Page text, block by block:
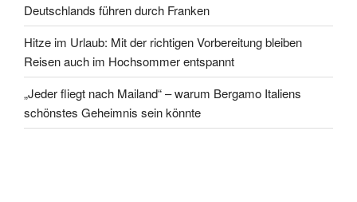
Deutschlands führen durch Franken
Hitze im Urlaub: Mit der richtigen Vorbereitung bleiben
Reisen auch im Hochsommer entspannt
„Jeder fliegt nach Mailand“ – warum Bergamo Italiens
schönstes Geheimnis sein könnte